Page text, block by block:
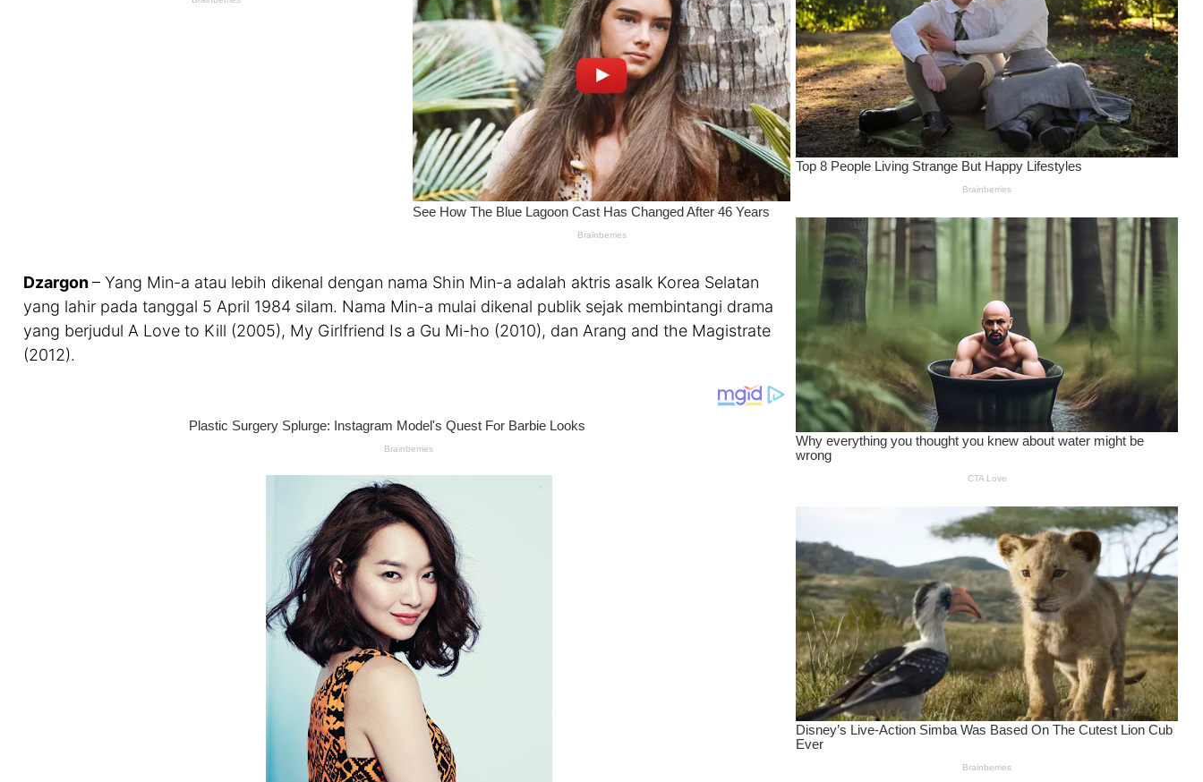
Dzargon– Yang Min-a atau lebih dikenal dengan nama Shin Min-a adalah aktris asalk Korea Selatan
yang lahir pada tanggal 5 April 1984 silam. Nama Min-a mulai dikenal publik sejak membintangi drama
yang berjudul A Love to Kill (2005), My Girlfriend Is a Gu Mi-ho (2010), dan Arang and the Magistrate
(2012).